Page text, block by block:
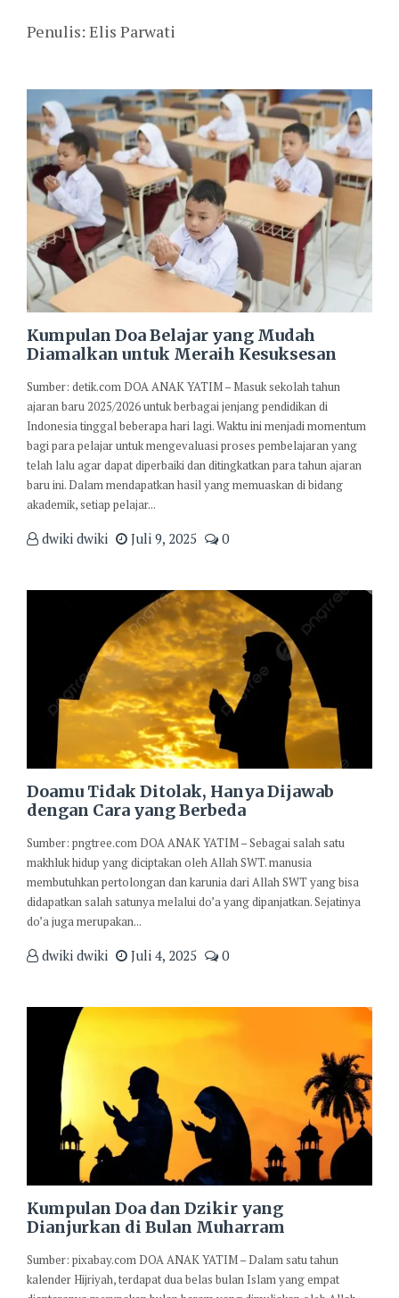
Penulis: Elis Parwati
Kumpulan Doa Belajar yang Mudah
Diamalkan untuk Meraih Kesuksesan
Sumber: detik.com DOA ANAK YATIM – Masuk sekolah tahun
ajaran baru 2025/2026 untuk berbagai jenjang pendidikan di
Indonesia tinggal beberapa hari lagi. Waktu ini menjadi momentum
bagi para pelajar untuk mengevaluasi proses pembelajaran yang
telah lalu agar dapat diperbaiki dan ditingkatkan para tahun ajaran
baru ini. Dalam mendapatkan hasil yang memuaskan di bidang
akademik, setiap pelajar...
dwiki dwiki Juli 9, 2025 0
Doamu Tidak Ditolak, Hanya Dijawab
dengan Cara yang Berbeda
Sumber: pngtree.com DOA ANAK YATIM – Sebagai salah satu
makhluk hidup yang diciptakan oleh Allah SWT. manusia
membutuhkan pertolongan dan karunia dari Allah SWT yang bisa
didapatkan salah satunya melalui do’a yang dipanjatkan. Sejatinya
do’a juga merupakan...
dwiki dwiki Juli 4, 2025 0
Kumpulan Doa dan Dzikir yang
Dianjurkan di Bulan Muharram
Sumber: pixabay.com DOA ANAK YATIM – Dalam satu tahun
kalender Hijriyah, terdapat dua belas bulan Islam yang empat